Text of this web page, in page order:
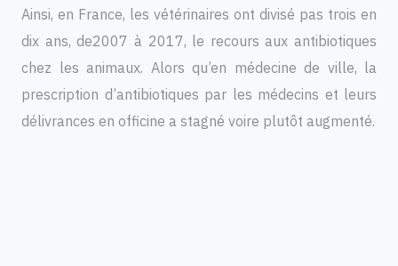
Ainsi, en France, les vétérinaires ont divisé pas trois en
dix ans, de2007 à 2017, le recours aux antibiotiques
chez les animaux. Alors qu’en médecine de ville, la
prescription d’antibiotiques par les médecins et leurs
délivrances en officine a stagné voire plutôt augmenté.